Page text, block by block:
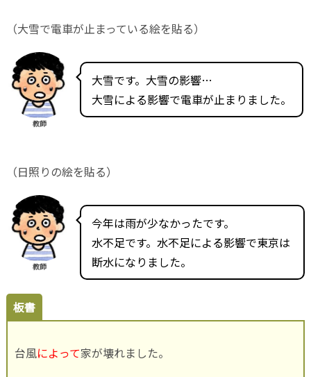
（大雪で電車が止まっている絵を貼る）
教師
大雪です。大雪の影響…
大雪による影響で電車が止まりました。
（日照りの絵を貼る）
教師
今年は雨が少なかったです。
水不足です。水不足による影響で東京は
断水になりました。
板書
台風によって家が壊れました。